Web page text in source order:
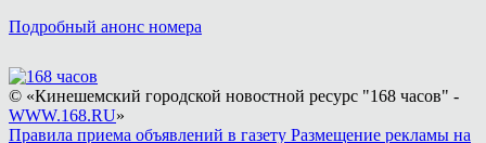
Подробный анонс номера
© «Кинешемский городской новостной ресурс "168 часов" -
WWW.168.RU»
Правила приема объявлений в газету Размещение рекламы на